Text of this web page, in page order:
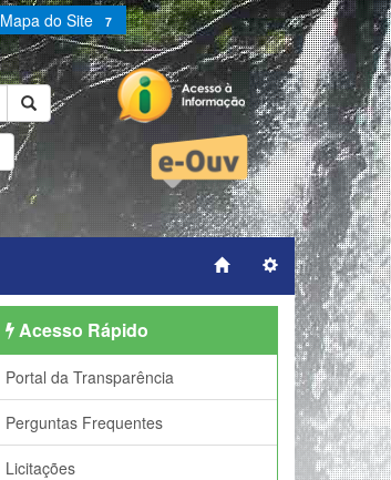
Mapa do Site 7
Acesso Rápido
Portal da Transparência
Perguntas Frequentes
Licitações